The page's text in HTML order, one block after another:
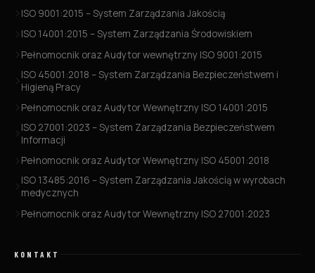
ISO 9001:2015 – System Zarządzania Jakością
ISO 14001:2015 – System Zarządzania Środowiskiem
Pełnomocnik oraz Audytor wewnętrzny ISO 9001:2015
ISO 45001:2018 – System Zarządzania Bezpieczeństwem i
Higieną Pracy
Pełnomocnik oraz Audytor Wewnętrzny ISO 14001:2015
ISO 27001:2023 – System Zarządzania Bezpieczeństwem
Informacji
Pełnomocnik oraz Audytor Wewnętrzny ISO 45001:2018
ISO 13485:2016 – System Zarządzania Jakością w wyrobach
medycznych
Pełnomocnik oraz Audytor Wewnętrzny ISO 27001:2023
KONTAKT